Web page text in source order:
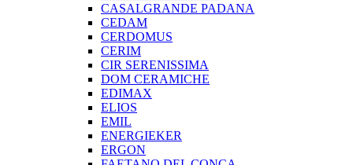
CASALGRANDE PADANA
CEDAM
CERDOMUS
CERIM
CIR SERENISSIMA
DOM CERAMICHE
EDIMAX
ELIOS
EMIL
ENERGIEKER
ERGON